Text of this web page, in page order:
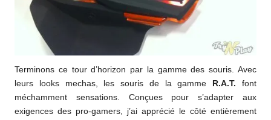
Terminons ce tour d’horizon par la gamme des souris. Avec
leurs looks mechas, les souris de la gamme
R.A.T. font
méchamment sensations. Conçues pour s’adapter aux
exigences des pro-gamers, j’ai apprécié le côté entièrement